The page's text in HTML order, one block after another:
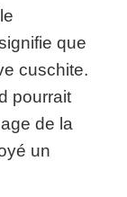
que
cuschite.
pourrait
de la
un